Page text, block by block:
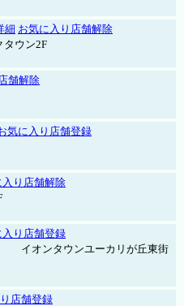
細 お気に入り店舗解除
タウン2F
舗解除
気に入り店舗登録
入り店舗解除
入り店舗登録
イオンタウンユーカリが丘東街
店舗登録